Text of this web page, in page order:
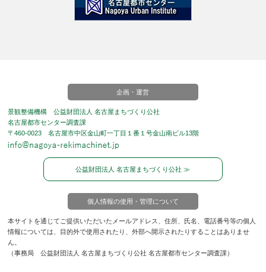
企画・運営
景観整備機構 公益財団法人 名古屋まちづくり公社
名古屋都市センター調査課
〒460-0023 名古屋市中区金山町一丁目１番１号金山南ビル13階
公益財団法人 名古屋まちづくり公社 ≫
個人情報の使用・管理について
本サイトを通じてご提供いただいたメールアドレス、住所、氏名、電話番号等の個人
情報については、目的外で使用されたり、外部へ開示されたりすることはありませ
ん。
（事務局 公益財団法人 名古屋まちづくり公社 名古屋都市センター調査課）